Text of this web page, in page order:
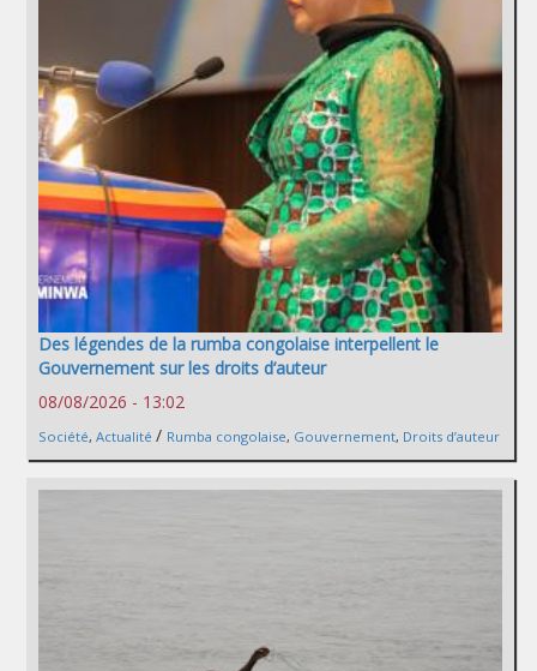
Des légendes de la rumba congolaise interpellent le
Gouvernement sur les droits d’auteur
08/08/2026 - 13:02
Société, Actualité / Rumba congolaise, Gouvernement, Droits d’auteur